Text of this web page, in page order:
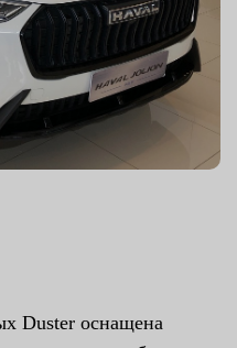
Duster оснащена